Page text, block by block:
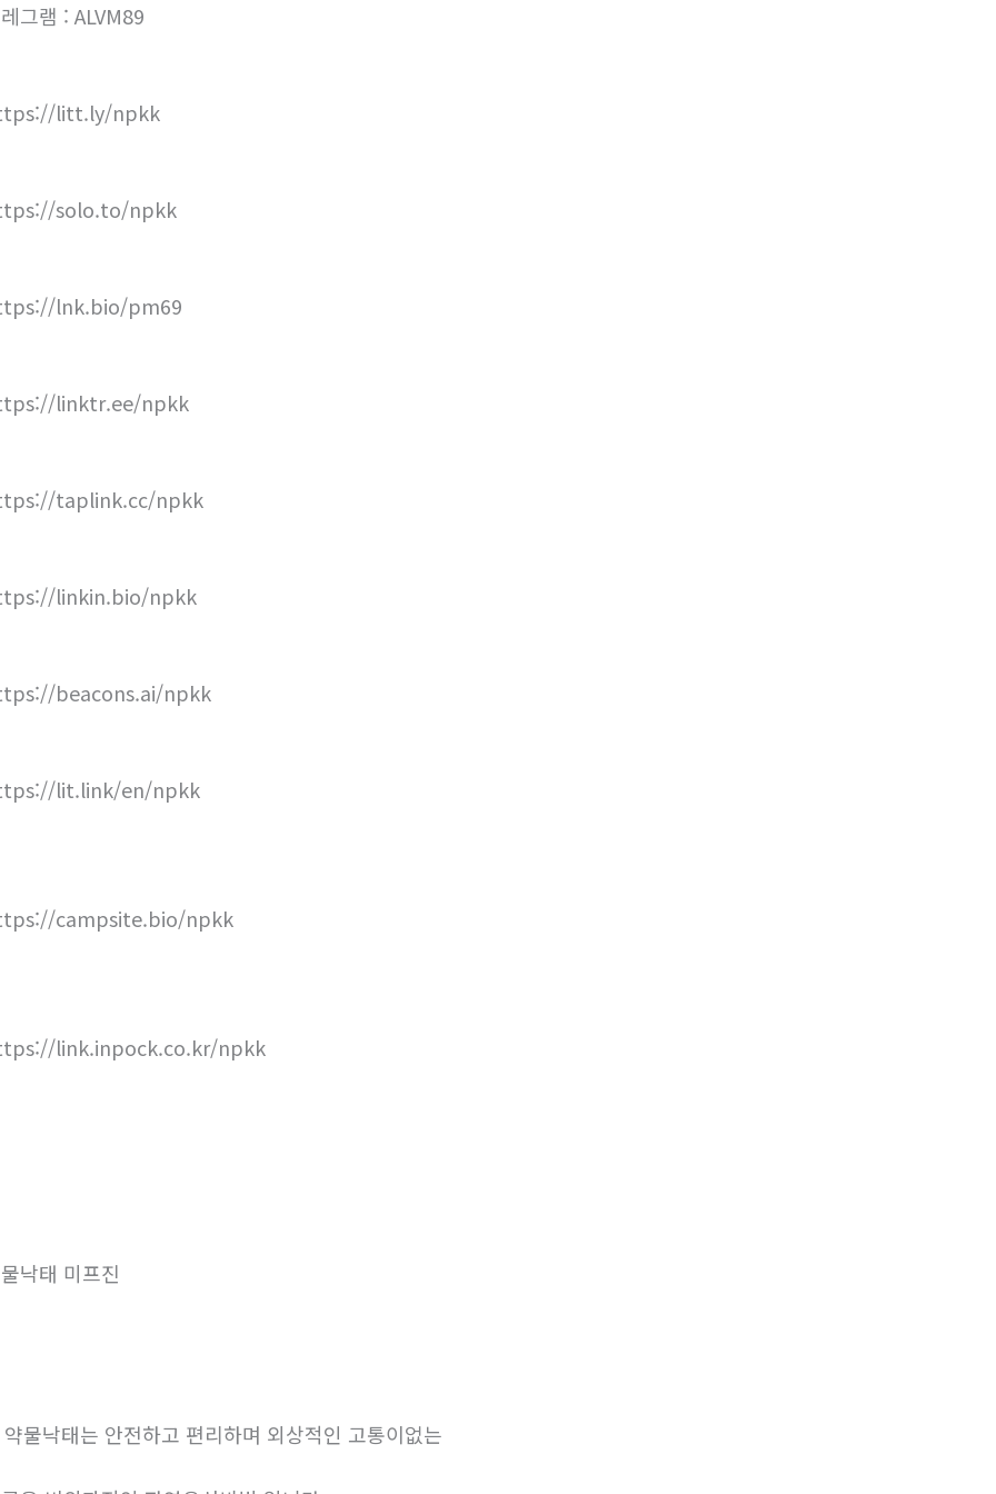
그램 : ALVM89
litt.ly/npkk
solo.to/npkk
lnk.bio/pm69
linktr.ee/npkk
taplink.cc/npkk
linkin.bio/npkk
beacons.ai/npkk
lit.link/en/npkk
campsite.bio/npkk
link.inpock.co.kr/npkk
낙태 미프진
물낙태는 안전하고 편리하며 외상적인 고통이없는